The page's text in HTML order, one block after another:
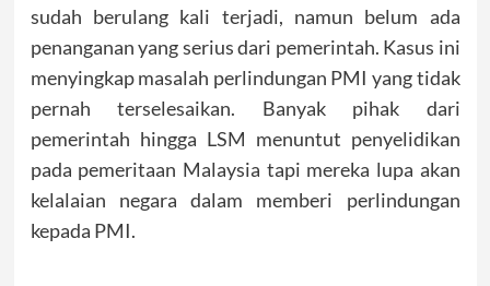
sudah berulang kali terjadi, namun belum ada
penanganan yang serius dari pemerintah. Kasus ini
menyingkap masalah perlindungan PMI yang tidak
pernah terselesaikan. Banyak pihak dari
pemerintah hingga LSM menuntut penyelidikan
pada pemeritaan Malaysia tapi mereka lupa akan
kelalaian negara dalam memberi perlindungan
kepada PMI.